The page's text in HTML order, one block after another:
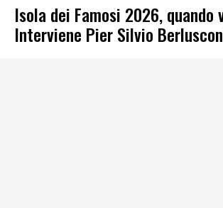
Isola dei Famosi 2026, quando
Interviene Pier Silvio